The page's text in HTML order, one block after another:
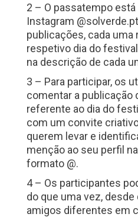
2 – O passatempo
Instagram
publicações, cada uma
respetivo dia do
na descrição de cada
3 – Para participar, os
comentar a publicação
referente ao dia do
com um convite
querem levar e
menção ao seu perfil
formato @.
4 – Os participantes
do que uma vez,
amigos diferentes em